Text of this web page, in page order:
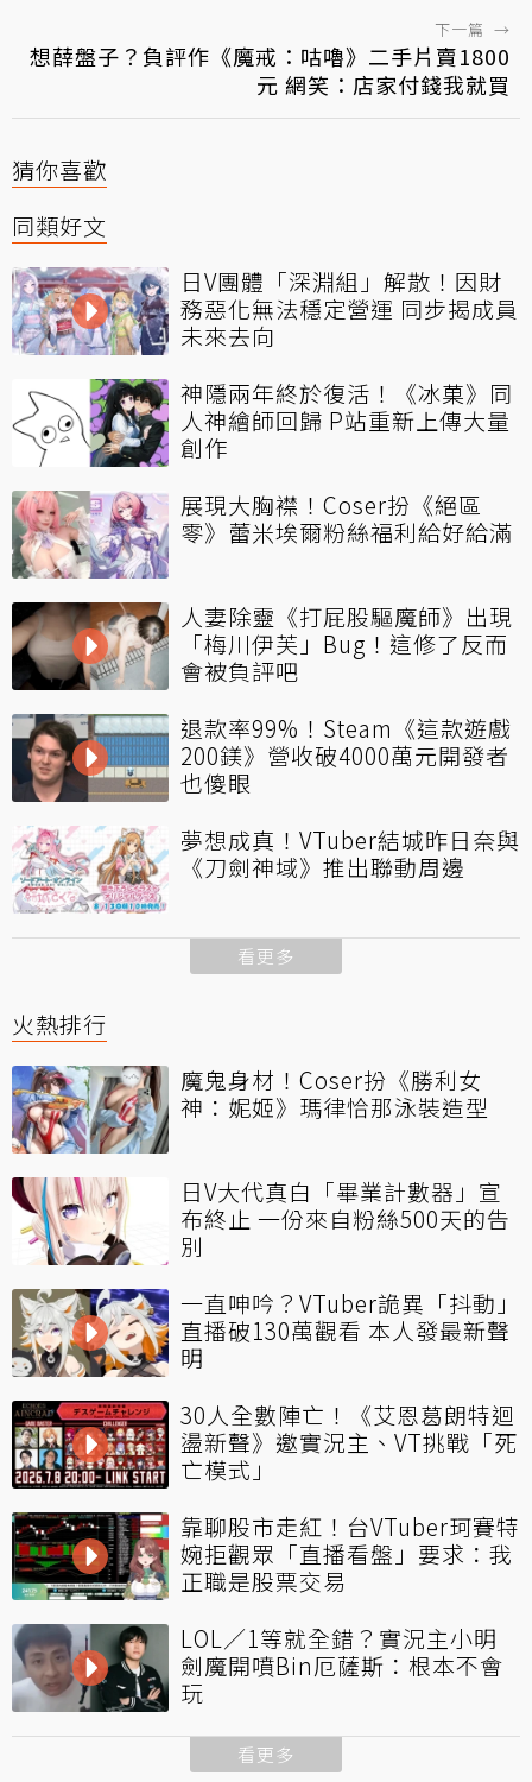
下一篇 →
想薛盤子？負評作《魔戒：咕嚕》二手片賣1800
元 網笑：店家付錢我就買
猜你喜歡
同類好文
日V團體「深淵組」解散！因財
務惡化無法穩定營運 同步揭成員
未來去向
神隱兩年終於復活！《冰菓》同
人神繪師回歸 P站重新上傳大量
創作
展現大胸襟！Coser扮《絕區
零》蕾米埃爾粉絲福利給好給滿
人妻除靈《打屁股驅魔師》出現
「梅川伊芙」Bug！這修了反而
會被負評吧
退款率99%！Steam《這款遊戲
200鎂》營收破4000萬元開發者
也傻眼
夢想成真！VTuber結城昨日奈與
《刀劍神域》推出聯動周邊
看更多
火熱排行
魔鬼身材！Coser扮《勝利女
神：妮姬》瑪律恰那泳裝造型
日V大代真白「畢業計數器」宣
布終止 一份來自粉絲500天的告
別
一直呻吟？VTuber詭異「抖動」
直播破130萬觀看 本人發最新聲
明
30人全數陣亡！《艾恩葛朗特迴
盪新聲》邀實況主、VT挑戰「死
亡模式」
靠聊股市走紅！台VTuber珂賽特
婉拒觀眾「直播看盤」要求：我
正職是股票交易
LOL／1等就全錯？實況主小明
劍魔開噴Bin厄薩斯：根本不會
玩
看更多